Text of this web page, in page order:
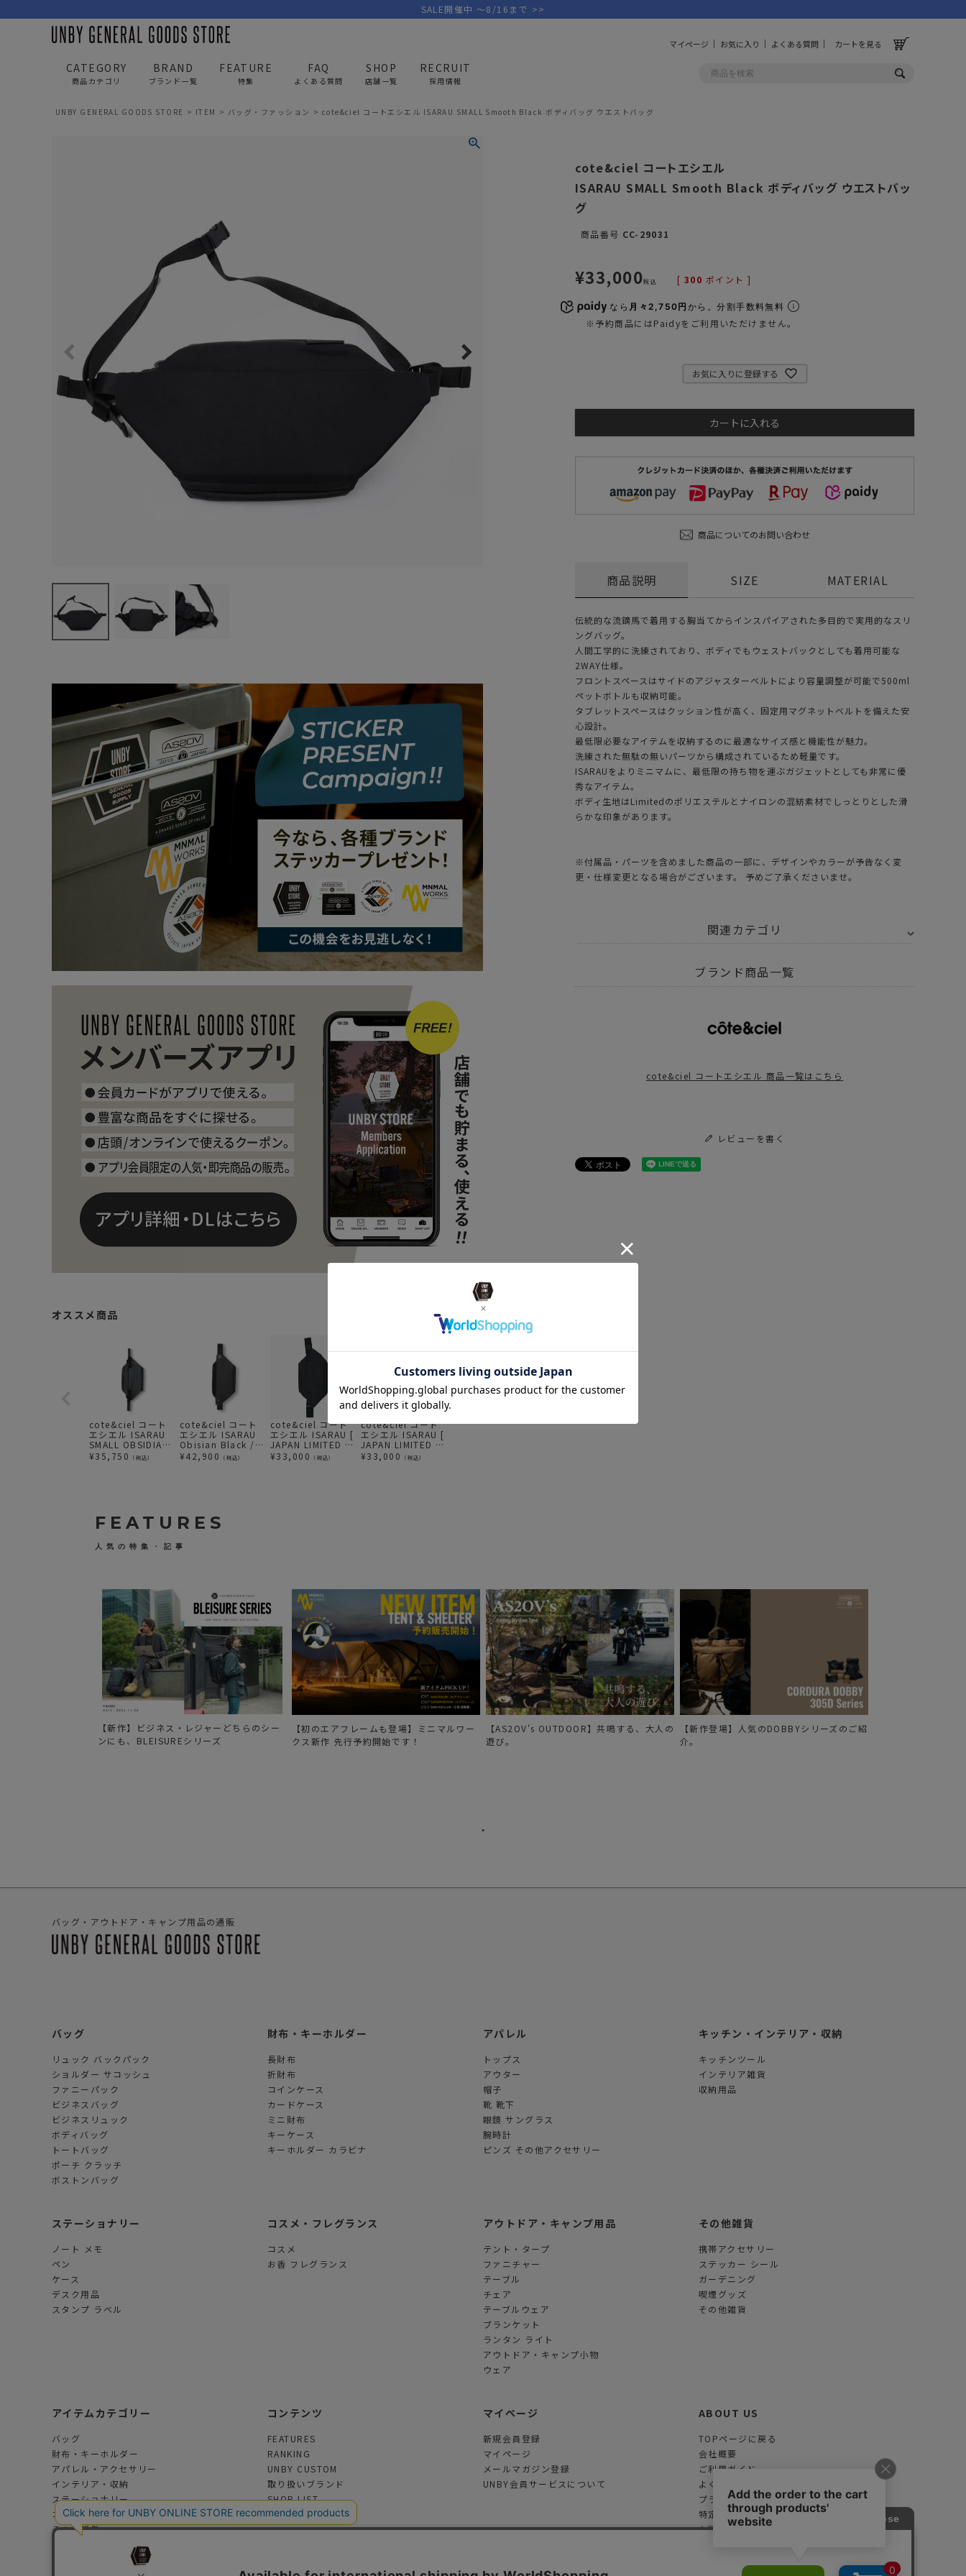
CATEGORY
商品カテゴリ
トートバッグ/ボストン
ポーチ・クラッチ
キャップ/帽子
シューズ/靴下
フィールドギア
クーラーボックス
コンテナ/収納
ゴルフ
バッグ/ポーチ
ウェア/アパレル
その他グッズ
収納
スマホアクセ
ステッカー
食品/調味料
その他/ホビー
BRAND
ブランド一覧
PICK UP BRAND
FEATURE
特集
FAQ
よくある質問
SHOP
店舗一覧
RECRUIT
採用情報
マイページ お気に入り よくある質問 カートを見る
SALE開催中 ～8/16まで >>
UNBY GENERAL GOODS STORE ITEM バッグ・ファッション cote&ciel コートエシエル ISARAU SMALL Smooth Black ボディバッグ ウエストバッグ
オススメ商品
cote&ciel コート
エシエル ISARAU
SMALL OBSIDIAN
BLACK ボディバッ
グ ウエストバッグ
¥35,750 （税込）
cote&ciel コート
エシエル ISARAU
Obisian Black /
イザラウ ボディバ
ッグ ウエストバッ
¥42,900 （税込）
cote&ciel コート
エシエル ISARAU [
JAPAN LIMITED ]
ECO YARN BLACK
/ イザラウ ボディ
¥33,000 （税込）
cote&ciel コート
エシエル ISARAU [
JAPAN LIMITED ]
ECO YARN Black
Melange / イザラ
¥33,000 （税込）
cote&ciel コート
cote&ciel コート
cote&ciel コート
cote&ciel コートエシエル
ISARAU SMALL Smooth Black ボディバッグ ウエストバッ
グ
商品番号 CC-29031
¥33,000税込 [ 300 ポイント ]
なら 月々2,750円 から。分割手数料無料
※予約商品にはPaidyをご利用いただけません。
お気に入りに登録する
カートに入れる
商品についてのお問い合わせ
商品説明
伝統的な流鏑馬で着用する胸当てからインスパイアされた多目的で実用的なスリ
ングバッグ。
人間工学的に洗練されており、ボディでもウェストバックとしても着用可能な
2WAY仕様。
フロントスペースはサイドのアジャスターベルトにより容量調整が可能で500ml
ペットボトルも収納可能。
タブレットスペースはクッション性が高く、固定用マグネットベルトを備えた安
心設計。
最低限必要なアイテムを収納するのに最適なサイズ感と機能性が魅力。
洗練された無駄の無いパーツから構成されているため軽量です。
ISARAUをよりミニマムに、最低限の持ち物を運ぶガジェットとしても非常に優
秀なアイテム。
ボディ生地はLimitedのポリエステルとナイロンの混紡素材でしっとりとした滑
らかな印象があります。
※付属品・パーツを含めました商品の一部に、デザインやカラーが予告なく変
更・仕様変更となる場合がございます。 予めご了承くださいませ。
SIZE MATERIAL
関連カテゴリ
ボディバッグ
cote&ciel - コートエシエル
ブランド商品一覧
cote&ciel コートエシエル 商品一覧はこちら
レビューを書く
FEATURES
人気の特集・記事
【新作】ビジネス・レジャーどちらのシー
ンにも、BLEISUREシリーズ
【初のエアフレームも登場】ミニマルワー
クス新作 先行予約開始です！
【AS2OV's OUTDOOR】共鳴する、大人の
遊び。
【新作登場】人気のDOBBYシリーズのご紹
介。
バッグ・アウトドア・キャンプ用品の通販
バッグ
リュック バックパック
ショルダー サコッシュ
ファニーパック
ビジネスバッグ
ビジネスリュック
ボディバッグ
トートバッグ
ポーチ クラッチ
ボストンバッグ
財布・キーホルダー
長財布
折財布
コインケース
カードケース
ミニ財布
キーケース
キーホルダー カラビナ
アパレル
トップス
アウター
帽子
靴 靴下
眼鏡 サングラス
腕時計
ピンズ その他アクセサリー
キッチン・インテリア・収納
キッチンツール
インテリア雑貨
収納用品
ステーショナリー
ノート メモ
ペン
ケース
デスク用品
スタンプ ラベル
コスメ・フレグランス
コスメ
お香 フレグランス
アウトドア・キャンプ用品
テント・タープ
ファニチャー
テーブル
チェア
テーブルウェア
ブランケット
ランタン ライト
アウトドア・キャンプ小物
ウェア
その他雑貨
携帯アクセサリー
ステッカー シール
ガーデニング
喫煙グッズ
その他雑貨
アイテムカテゴリー
バッグ
財布・キーホルダー
アパレル・アクセサリー
インテリア・収納
ステーショナリー
コスメ・フレグランス
その他雑貨
コンテンツ
FEATURES
RANKING
UNBY CUSTOM
取り扱いブランド
SHOP LIST
マイページ
新規会員登録
マイページ
メールマガジン登録
UNBY会員サービスについて
ABOUT US
TOPページに戻る
会社概要
ご利用ガイド
よくある質問
プライバシーポリシー
特定商取引法に基づく表示
お問合せフォーム